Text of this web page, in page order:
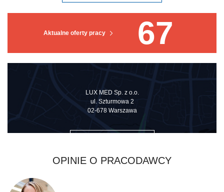
Aktualne oferty pracy 67
LUX MED Sp. z o.o.
ul. Szturmowa 2
02-678 Warszawa
OPINIE O PRACODAWCY